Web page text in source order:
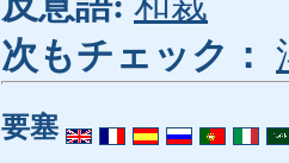
次もチェック：
要塞